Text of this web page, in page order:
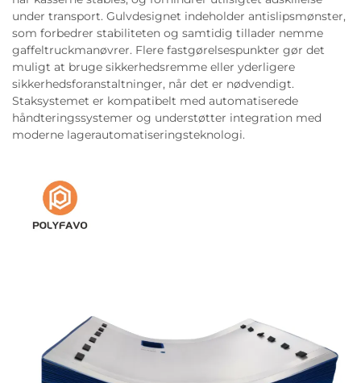
under transport. Gulvdesignet indeholder antislipsmønster,
som forbedrer stabiliteten og samtidig tillader nemme
gaffeltruckmanøvrer. Flere fastgørelsespunkter gør det
muligt at bruge sikkerhedsremme eller yderligere
sikkerhedsforanstaltninger, når det er nødvendigt.
Staksystemet er kompatibelt med automatiserede
håndteringssystemer og understøtter integration med
moderne lagerautomatiseringsteknologi.